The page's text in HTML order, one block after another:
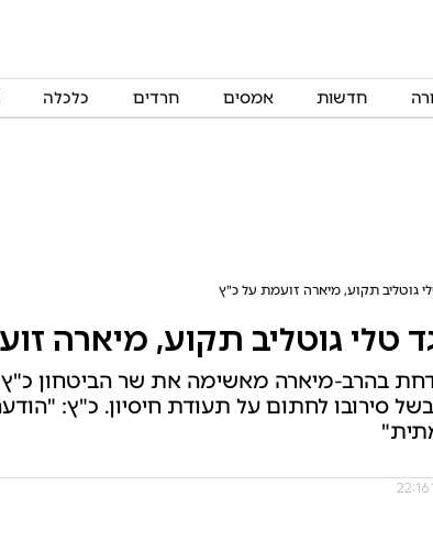
חדשות אמסים חרדים כלכלה
גוטליב תקוע, מיארה זועמת על כ"ץ
טלי גוטליב תקוע, מיארה
בהרב-מיארה מאשימה את שר הביטחון כ"ץ
סירובו לחתום על תעודת חיסיון. כ"ץ: